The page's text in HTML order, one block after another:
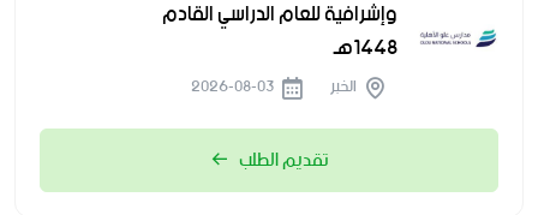
وإشرافية للعام الدراسي القادم
1448هـ
الخبر
تقديم الطلب